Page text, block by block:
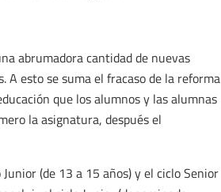
abrumadora cantidad de nuevas
esto se suma el fracaso de la reforma
que los alumnos y las alumnas
la asignatura, después el
(de 13 a 15 años) y el ciclo Senior